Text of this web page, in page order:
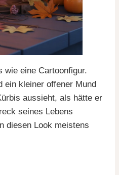
wie eine Cartoonfigur.
ein kleiner offener Mund
aussieht, als hätte er
seines Lebens
diesen Look meistens